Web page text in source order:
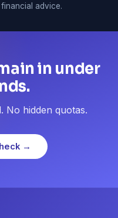
advice.
in under
No hidden quotas.
→